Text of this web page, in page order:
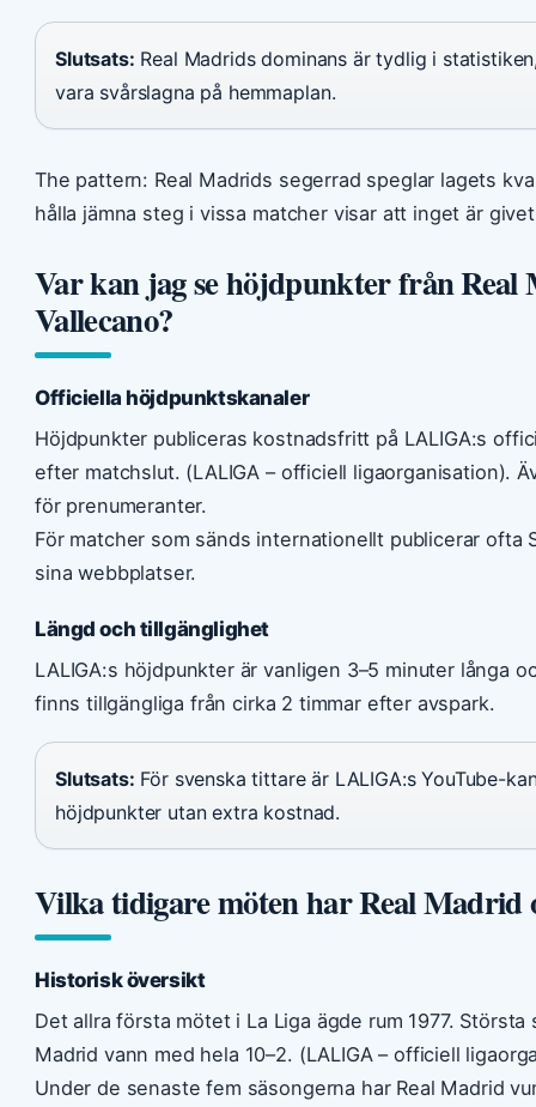
Slutsats: Real Madrids dominans är tydlig i
vara svårslagna på hemmaplan.
The pattern: Real Madrids segerrad speglar lagets
hålla jämna steg i vissa matcher visar att inget är
Var kan jag se höjdpunkter från Real
Vallecano?
Officiella höjdpunktskanaler
Höjdpunkter publiceras kostnadsfritt på LALIGA:s
efter matchslut. (LALIGA – officiell ligaorganisation).
för prenumeranter.
För matcher som sänds internationellt publicerar ofta
sina webbplatser.
Längd och tillgänglighet
LALIGA:s höjdpunkter är vanligen 3–5 minuter långa
finns tillgängliga från cirka 2 timmar efter avspark.
Slutsats: För svenska tittare är LALIGA:s YouTube-
höjdpunkter utan extra kostnad.
Vilka tidigare möten har Real Madrid
Historisk översikt
Det allra första mötet i La Liga ägde rum 1977.
Madrid vann med hela 10–2. (LALIGA – officiell
Under de senaste fem säsongerna har Real Madrid